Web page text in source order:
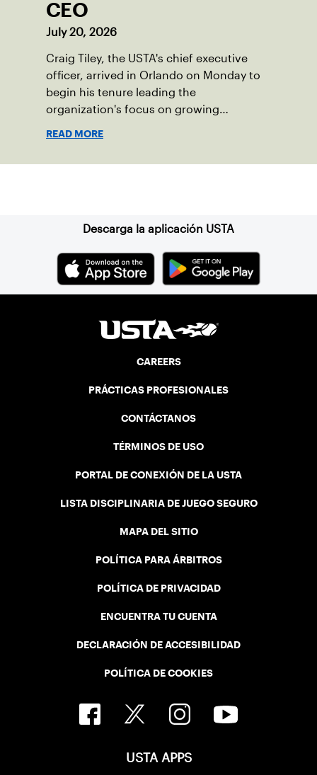
CEO
July 20, 2026
Craig Tiley, the USTA's chief executive
officer, arrived in Orlando on Monday to
begin his tenure leading the
organization's focus on growing
READ MORE
Descarga la aplicación USTA
CAREERS
PRÁCTICAS PROFESIONALES
CONTÁCTANOS
TÉRMINOS DE USO
PORTAL DE CONEXIÓN DE LA USTA
LISTA DISCIPLINARIA DE JUEGO SEGURO
MAPA DEL SITIO
POLÍTICA PARA ÁRBITROS
POLÍTICA DE PRIVACIDAD
ENCUENTRA TU CUENTA
DECLARACIÓN DE ACCESIBILIDAD
POLÍTICA DE COOKIES
USTA APPS